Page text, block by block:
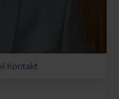
Kontakt